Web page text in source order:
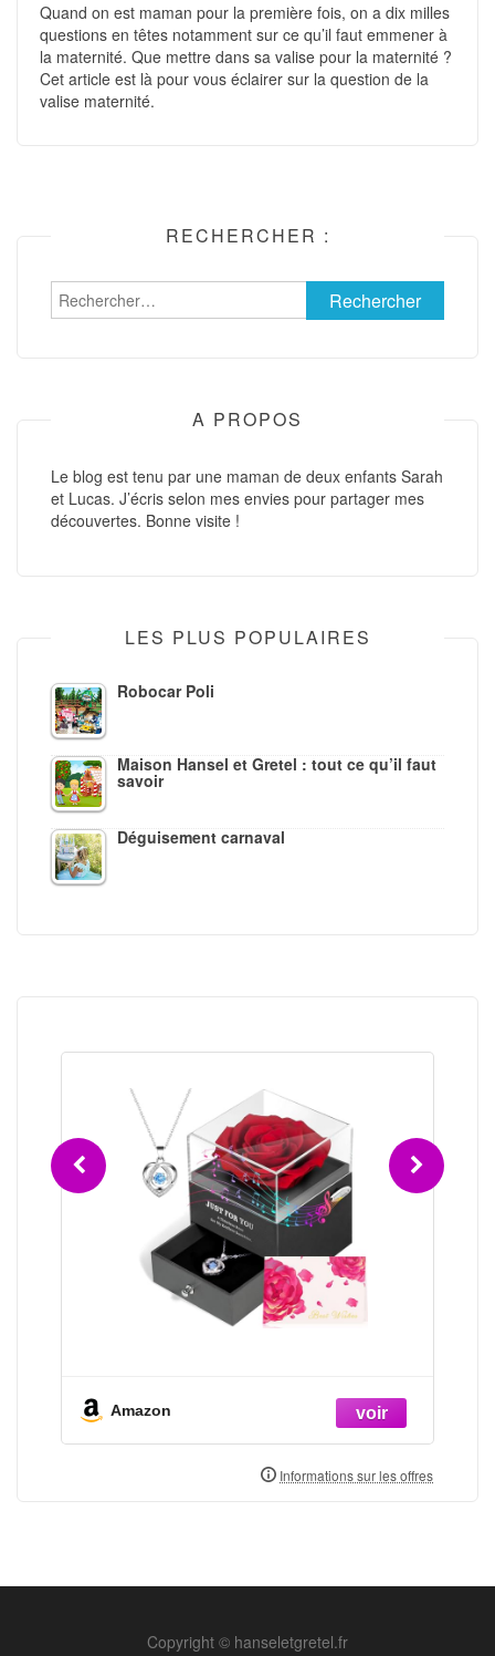
Quand on est maman pour la première fois, on a dix milles
questions en têtes notamment sur ce qu’il faut emmener à
la maternité. Que mettre dans sa valise pour la maternité ?
Cet article est là pour vous éclairer sur la question de la
valise maternité.
RECHERCHER :
Rechercher :
A PROPOS
Le blog est tenu par une maman de deux enfants Sarah
et Lucas. J’écris selon mes envies pour partager mes
découvertes. Bonne visite !
LES PLUS POPULAIRES
Robocar Poli
Maison Hansel et Gretel : tout ce qu’il faut
savoir
Déguisement carnaval
Amazon
Copyright © hanseletgretel.fr